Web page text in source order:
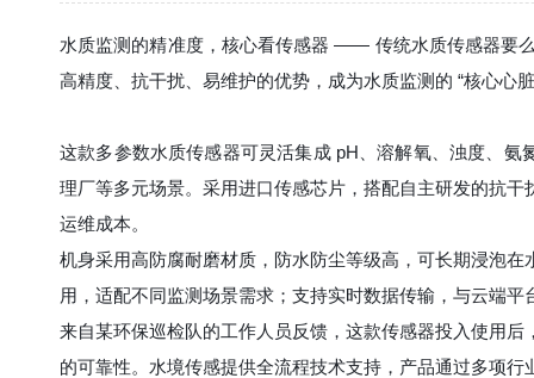
水质监测的精准度，核心看传感器 —— 传统水质传感器要
高精度、抗干扰、易维护的优势，成为水质监测的 “核心心
这款多参数水质传感器可灵活集成 pH、溶解氧、浊度、
理厂等多元场景。采用进口传感芯片，搭配自主研发的抗
运维成本。
机身采用高防腐耐磨材质，防水防尘等级高，可长期浸泡
用，适配不同监测场景需求；支持实时数据传输，与云端
来自某环保巡检队的工作人员反馈，这款传感器投入使用
的可靠性。水境传感提供全流程技术支持，产品通过多项